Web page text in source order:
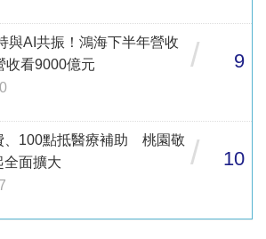
與AI共振！鴻海下半年營收
收看9000億元
/ 9
、100點抵醫療補助 桃園敬
全面擴大
/ 10